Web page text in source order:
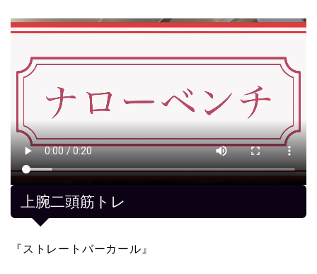
上腕二頭筋トレ
『ストレートバーカール』